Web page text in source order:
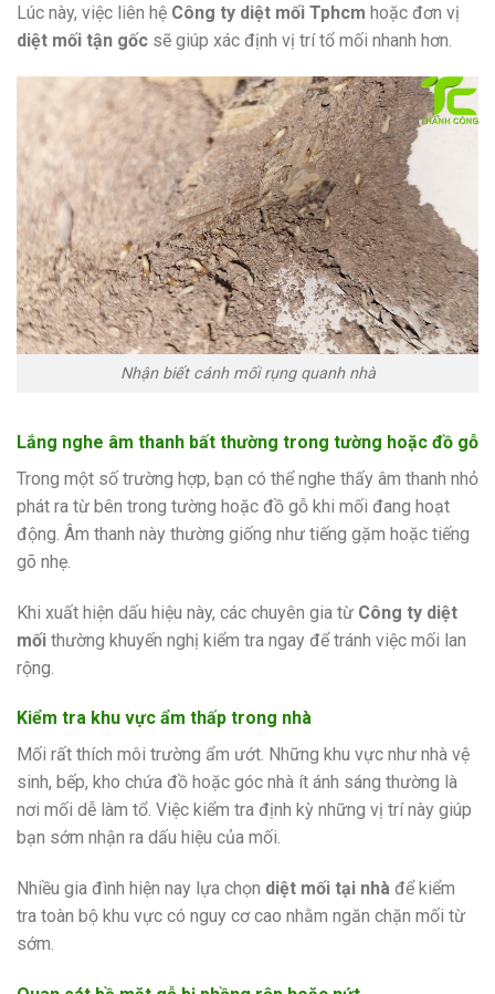
Lúc này, việc liên hệ Công ty diệt mối Tphcm hoặc đơn vị
diệt mối tận gốc sẽ giúp xác định vị trí tổ mối nhanh hơn.
Nhận biết cánh mối rụng quanh nhà
Lắng nghe âm thanh bất thường trong tường hoặc đồ gỗ
Trong một số trường hợp, bạn có thể nghe thấy âm thanh nhỏ
phát ra từ bên trong tường hoặc đồ gỗ khi mối đang hoạt
động. Âm thanh này thường giống như tiếng gặm hoặc tiếng
gõ nhẹ.
Khi xuất hiện dấu hiệu này, các chuyên gia từ Công ty diệt
mối thường khuyến nghị kiểm tra ngay để tránh việc mối lan
rộng.
Kiểm tra khu vực ẩm thấp trong nhà
Mối rất thích môi trường ẩm ướt. Những khu vực như nhà vệ
sinh, bếp, kho chứa đồ hoặc góc nhà ít ánh sáng thường là
nơi mối dễ làm tổ. Việc kiểm tra định kỳ những vị trí này giúp
bạn sớm nhận ra dấu hiệu của mối.
Nhiều gia đình hiện nay lựa chọn diệt mối tại nhà để kiểm
tra toàn bộ khu vực có nguy cơ cao nhằm ngăn chặn mối từ
sớm.